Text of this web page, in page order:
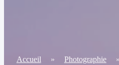
Accueil » Photographie »